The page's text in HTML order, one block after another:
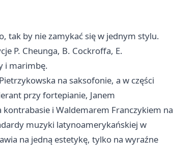
tak by nie zamykać się w jednym stylu.
P. Cheunga, B. Cockroffa, E.
i marimbę.
na saksofonie, a w części
przy fortepianie, Janem
i Waldemarem Franczykiem na
muzyki latynoamerykańskiej w
na jedną estetykę, tylko na wyraźne